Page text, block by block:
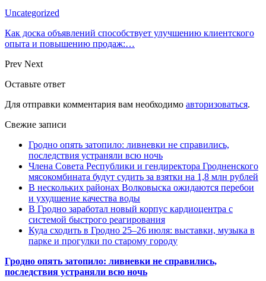
Uncategorized
Как доска объявлений способствует улучшению клиентского
опыта и повышению продаж:…
Prev Next
Оставьте ответ
Для отправки комментария вам необходимо авторизоваться.
Свежие записи
Гродно опять затопило: ливневки не справились,
последствия устраняли всю ночь
Члена Совета Республики и гендиректора Гродненского
мясокомбината будут судить за взятки на 1,8 млн рублей
В нескольких районах Волковыска ожидаются перебои
и ухудшение качества воды
В Гродно заработал новый корпус кардиоцентра с
системой быстрого реагирования
Куда сходить в Гродно 25–26 июля: выставки, музыка в
парке и прогулки по старому городу
Гродно опять затопило: ливневки не справились,
последствия устраняли всю ночь